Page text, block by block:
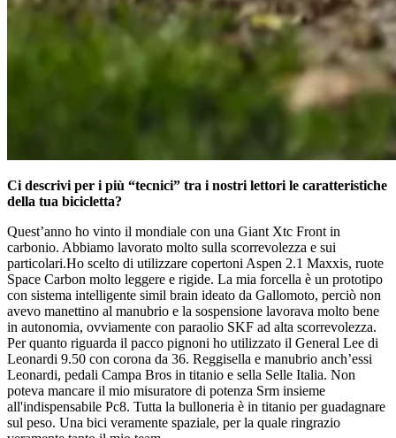
Ci descrivi per i più “tecnici” tra i nostri lettori le caratteristiche
della tua bicicletta?
Quest’anno ho vinto il mondiale con una Giant Xtc Front in
carbonio. Abbiamo lavorato molto sulla scorrevolezza e sui
particolari.Ho scelto di utilizzare copertoni Aspen 2.1 Maxxis, ruote
Space Carbon molto leggere e rigide. La mia forcella è un prototipo
con sistema intelligente simil brain ideato da Gallomoto, perciò non
avevo manettino al manubrio e la sospensione lavorava molto bene
in autonomia, ovviamente con paraolio SKF ad alta scorrevolezza.
Per quanto riguarda il pacco pignoni ho utilizzato il General Lee di
Leonardi 9.50 con corona da 36. Reggisella e manubrio anch’essi
Leonardi, pedali Campa Bros in titanio e sella Selle Italia. Non
poteva mancare il mio misuratore di potenza Srm insieme
all'indispensabile Pc8. Tutta la bulloneria è in titanio per guadagnare
sul peso. Una bici veramente spaziale, per la quale ringrazio